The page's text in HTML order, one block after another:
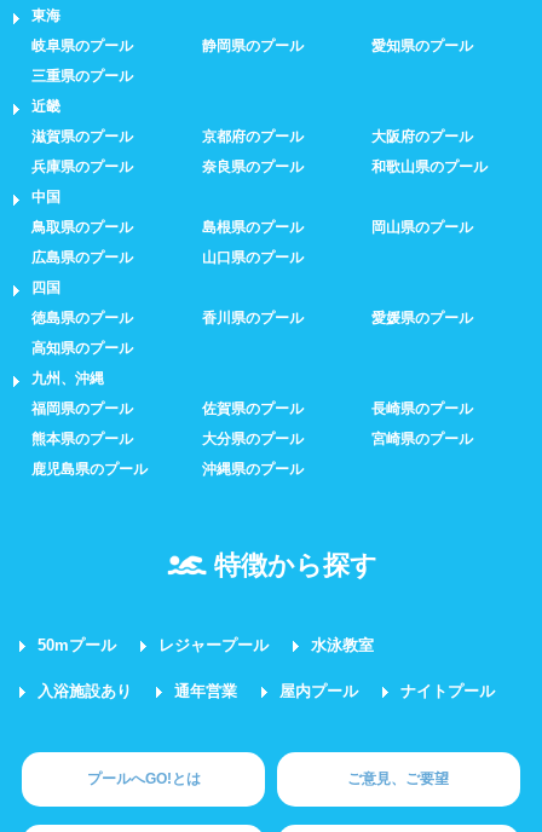
東海
岐阜県のプール
静岡県のプール
愛知県のプール
三重県のプール
近畿
滋賀県のプール
京都府のプール
大阪府のプール
兵庫県のプール
奈良県のプール
和歌山県のプール
中国
鳥取県のプール
島根県のプール
岡山県のプール
広島県のプール
山口県のプール
四国
徳島県のプール
香川県のプール
愛媛県のプール
高知県のプール
九州、沖縄
福岡県のプール
佐賀県のプール
長崎県のプール
熊本県のプール
大分県のプール
宮崎県のプール
鹿児島県のプール
沖縄県のプール
特徴から探す
50mプール レジャープール 水泳教室
入浴施設あり 通年営業 屋内プール ナイトプール
プールへGO!とは ご意見、ご要望